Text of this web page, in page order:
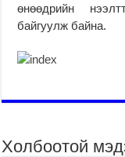
өнөөдрийн
байгуулж байна.
Холбоотой